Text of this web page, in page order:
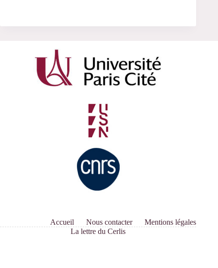
Accueil Nous contacter
Mentions légales
La lettre du Cerlis